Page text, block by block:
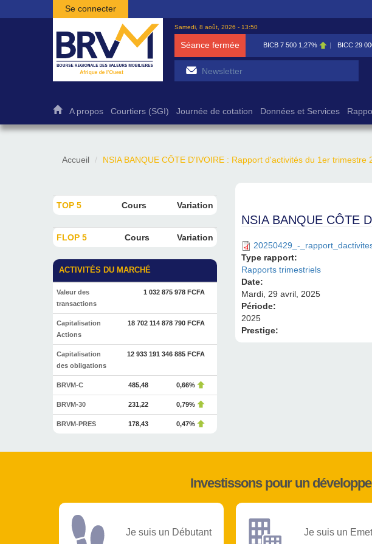
Aller au contenu principal
Se connecter
Samedi, 8 août, 2026 - 13:50
Séance fermée BICB 7 500 1,27% BICC 29
A propos Courtiers (SGI) Journée de cotation Données et Services
Accueil NSIA BANQUE CÔTE D'IVOIRE : Rapport d'activités du 1er trimestre
TOP 5 Cours Variation
FLOP 5 Cours Variation
ACTIVITÉS DU MARCHÉ
Valeur des
transactions
1 032 875 978 FCFA
Capitalisation
Actions
18 702 114 878 790 FCFA
Capitalisation
des obligations
12 933 191 346 885 FCFA
BRVM-C 485,48 0,66%
BRVM-30 231,22 0,79%
BRVM-PRES 178,43 0,47%
NSIA BANQUE CÔTE
20250429_-
Type rapport:
Rapports trimestriels
Date:
Mardi, 29 avril, 2025
Période:
2025
Prestige:
Investissons pour un
Je suis un Débutant Je suis un